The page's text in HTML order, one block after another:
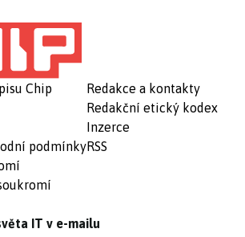
Chip
podmínky
Redakce a kontakty
Redakční etický kodex
Inzerce
RSS
IT v e-mailu